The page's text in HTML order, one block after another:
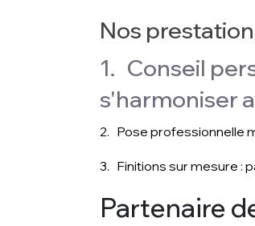
Nos
1. Conseil
s'harmoniser
2. Pose professionnelle
3. Finitions sur mesure :
Partenaire